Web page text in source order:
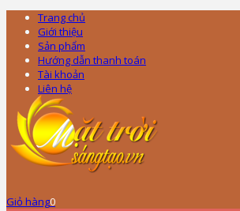
Trang chủ
Giới thiệu
Sản phẩm
Hướng dẫn thanh toán
Tài khoản
Liên hệ
Giỏ hàng0